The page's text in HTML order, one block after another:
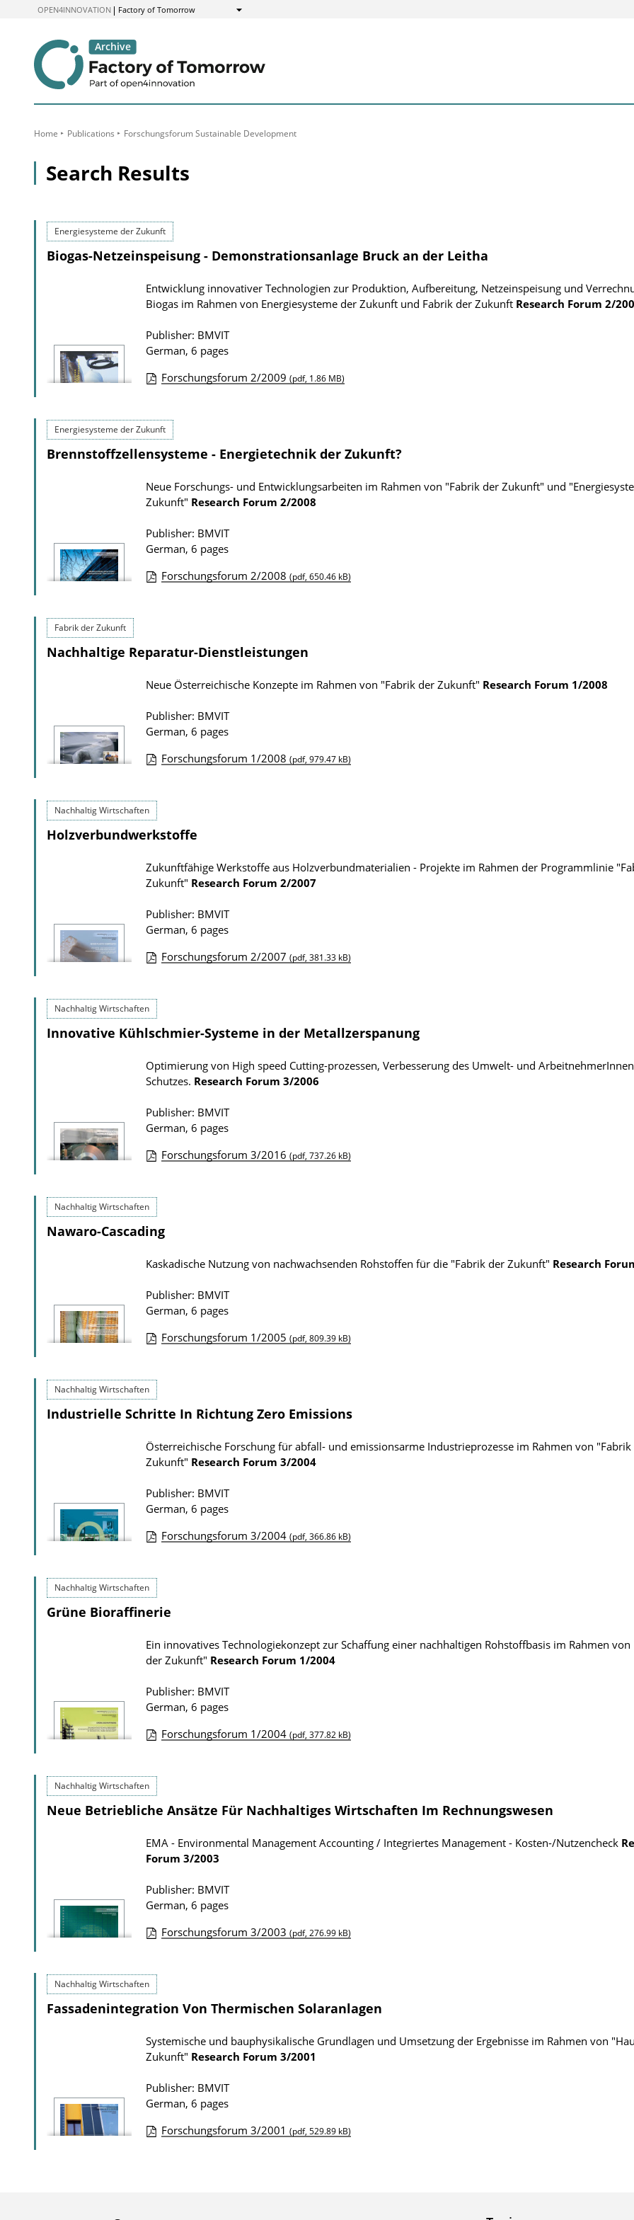
OPEN4INNOVATION Factory of Tomorrow
Show
Home Publications Forschungsforum Sustainable Development
Search Results
Energiesysteme der Zukunft
Biogas-Netzeinspeisung - Demonstrationsanlage Bruck an der Leitha
Entwicklung innovativer Technologien zur Produktion, Aufbereitung, Netzeinspeisung und
Biogas im Rahmen von Energiesysteme der Zukunft und Fabrik der Zukunft Research Forum 2/
Publisher: BMVIT
German, 6 pages
b
l
c
t
i
o
w
l
o
a
d
Forschungsforum 2/2009 (pdf, 1.86 MB)
Energiesysteme der Zukunft
Brennstoffzellensysteme - Energietechnik der Zukunft?
Neue Forschungs- und Entwicklungsarbeiten im Rahmen von "Fabrik der Zukunft" und
Zukunft" Research Forum 2/2008
Publisher: BMVIT
German, 6 pages
l
c
a
t
i
D
o
n
l
o
a
d
Forschungsforum 2/2008 (pdf, 650.46 kB)
Fabrik der Zukunft
Nachhaltige Reparatur-Dienstleistungen
Neue Österreichische Konzepte im Rahmen von "Fabrik der Zukunft" Research Forum 1/2008
Publisher: BMVIT
German, 6 pages
b
l
c
t
i
o
o
w
l
a
d
s
Forschungsforum 1/2008 (pdf, 979.47 kB)
Nachhaltig Wirtschaften
Holzverbundwerkstoffe
Zukunftfähige Werkstoffe aus Holzverbundmaterialien - Projekte im Rahmen der Programmlinie
Zukunft" Research Forum 2/2007
Publisher: BMVIT
German, 6 pages
b
l
c
t
i
o
o
w
l
o
a
d
Forschungsforum 2/2007 (pdf, 381.33 kB)
Nachhaltig Wirtschaften
Innovative Kühlschmier-Systeme in der Metallzerspanung
Optimierung von High speed Cutting-prozessen, Verbesserung des Umwelt- und
Schutzes. Research Forum 3/2006
Publisher: BMVIT
German, 6 pages
b
l
c
a
t
i
D
o
n
l
o
a
d
Forschungsforum 3/2016 (pdf, 737.26 kB)
Nachhaltig Wirtschaften
Nawaro-Cascading
Kaskadische Nutzung von nachwachsenden Rohstoffen für die "Fabrik der Zukunft" Research
Publisher: BMVIT
German, 6 pages
b
l
c
t
i
o
o
w
l
a
d
s
Forschungsforum 1/2005 (pdf, 809.39 kB)
Nachhaltig Wirtschaften
Industrielle Schritte In Richtung Zero Emissions
Österreichische Forschung für abfall- und emissionsarme Industrieprozesse im Rahmen von "Fabrik
Zukunft" Research Forum 3/2004
Publisher: BMVIT
German, 6 pages
b
l
c
t
i
o
o
w
l
a
d
s
Forschungsforum 3/2004 (pdf, 366.86 kB)
Nachhaltig Wirtschaften
Grüne Bioraffinerie
Ein innovatives Technologiekonzept zur Schaffung einer nachhaltigen Rohstoffbasis im Rahmen von
der Zukunft" Research Forum 1/2004
Publisher: BMVIT
German, 6 pages
b
l
c
t
i
o
o
w
l
a
d
s
Forschungsforum 1/2004 (pdf, 377.82 kB)
Nachhaltig Wirtschaften
Neue Betriebliche Ansätze Für Nachhaltiges Wirtschaften Im Rechnungswesen
EMA - Environmental Management Accounting / Integriertes Management - Kosten-/Nutzencheck
Forum 3/2003
Publisher: BMVIT
German, 6 pages
b
l
c
t
i
o
Forschungsforum 3/2003 (pdf, 276.99 kB)
Nachhaltig Wirtschaften
Fassadenintegration Von Thermischen Solaranlagen
Systemische und bauphysikalische Grundlagen und Umsetzung der Ergebnisse im Rahmen von
Zukunft" Research Forum 3/2001
Publisher: BMVIT
German, 6 pages
Forschungsforum 3/2001 (pdf, 529.89 kB)